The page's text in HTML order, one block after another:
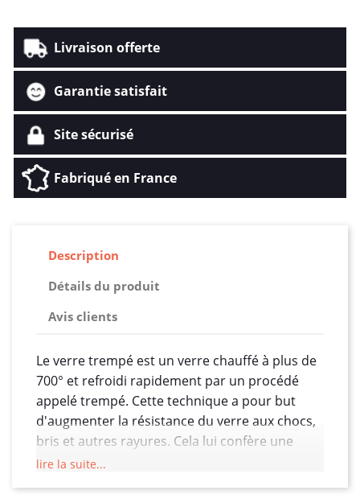
Livraison offerte
Garantie satisfait
Site sécurisé
Fabriqué en France
Description
Détails du produit
Avis clients
Le verre trempé est un verre chauffé à plus de
700° et refroidi rapidement par un procédé
appelé trempé. Cette technique a pour but
d'augmenter la résistance du verre aux chocs,
bris et autres rayures. Cela lui confère une
résistance 5 fois supérieure au verre
lire la suite...